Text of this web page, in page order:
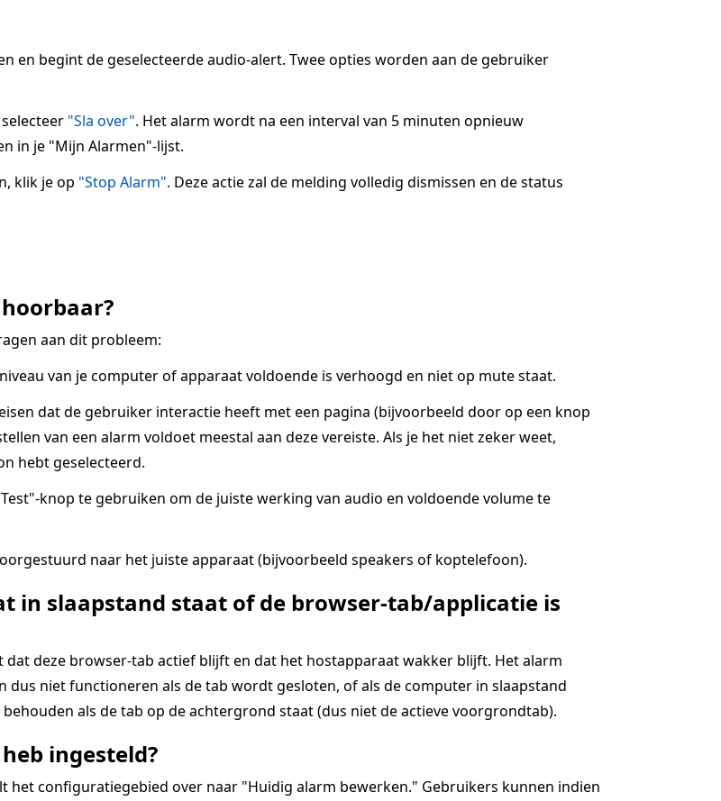
en begint de geselecteerde audio-alert. Twee opties worden aan de gebruiker
"Sla over". Het alarm wordt na een interval van 5 minuten opnieuw
in je "Mijn Alarmen"-lijst.
klik je op "Stop Alarm". Deze actie zal de melding volledig dismissen en de status
aan dit probleem:
van je computer of apparaat voldoende is verhoogd en niet op mute staat.
dat de gebruiker interactie heeft met een pagina (bijvoorbeeld door op een knop
van een alarm voldoet meestal aan deze vereiste. Als je het niet zeker weet,
hebt geselecteerd.
knop te gebruiken om de juiste werking van audio en voldoende volume te
naar het juiste apparaat (bijvoorbeeld speakers of koptelefoon).
in slaapstand staat of de browser-tab/applicatie is
deze browser-tab actief blijft en dat het hostapparaat wakker blijft. Het alarm
niet functioneren als de tab wordt gesloten, of als de computer in slaapstand
als de tab op de achtergrond staat (dus niet de actieve voorgrondtab).
ingesteld?
het configuratiegebied over naar "Huidig alarm bewerken." Gebruikers kunnen indien